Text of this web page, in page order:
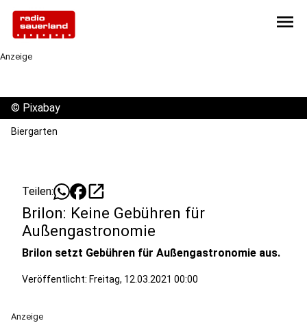
menu
Anzeige
© Pixabay
Biergarten
Teilen: open_in_new
Brilon: Keine Gebühren für
Außengastronomie
Brilon setzt Gebühren für Außengastronomie aus.
Veröffentlicht: Freitag, 12.03.2021 00:00
Anzeige